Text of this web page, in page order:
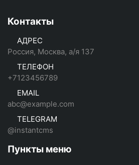
Контакты
АДРЕС
Россия, Москва, а/я 137
ТЕЛЕФОН
+7123456789
EMAIL
abc@example.com
TELEGRAM
@instantcms
Пункты меню